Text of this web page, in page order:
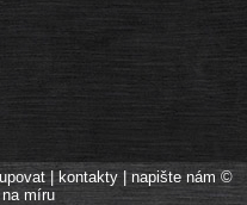
|kontakty|napište nám ©
míru